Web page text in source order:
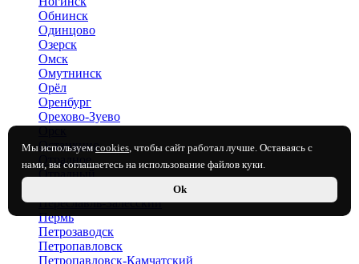
Мы используем cookies, чтобы сайт работал лучше. Оставаясь с
нами, вы соглашаетесь на использование файлов куки.
Ok
Обнинск
Одинцово
Озерск
Омск
Омутнинск
Орёл
Оренбург
Орехово-Зуево
Останкино
Отрадный
Переславль-Залесский
Пермь
Петрозаводск
Петропавловск
Петропавловск-Камчатский